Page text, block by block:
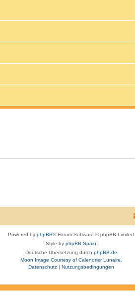
Powered by phpBB® Forum Software © phpBB Limited
Style by phpBB Spain
Deutsche Übersetzung durch phpBB.de
Moon Image Courtesy of Calendrier Lunaire.
Datenschutz| Nutzungsbedingungen